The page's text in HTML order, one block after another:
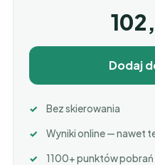
Dodaj
Bez skierowania
Wyniki online — nawet
1100+ punktów pobrań